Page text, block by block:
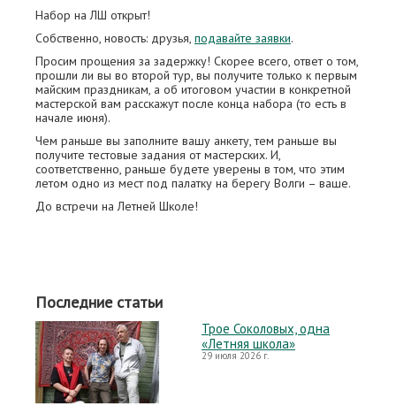
Набор на ЛШ открыт!
Собственно, новость: друзья, подавайте заявки.
Просим прощения за задержку! Скорее всего, ответ о том,
прошли ли вы во второй тур, вы получите только к первым
майским праздникам, а об итоговом участии в конкретной
мастерской вам расскажут после конца набора (то есть в
начале июня).
Чем раньше вы заполните вашу анкету, тем раньше вы
получите тестовые задания от мастерских. И,
соответственно, раньше будете уверены в том, что этим
летом одно из мест под палатку на берегу Волги – ваше.
До встречи на Летней Школе!
Последние статьи
Трое Соколовых, одна
«Летняя школа»
29 июля 2026 г.